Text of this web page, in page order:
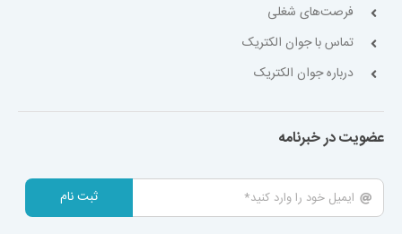
فرصت‌های شغلی
تماس با جوان الکتریک
درباره جوان الکتریک
عضویت در خبرنامه
ثبت نام